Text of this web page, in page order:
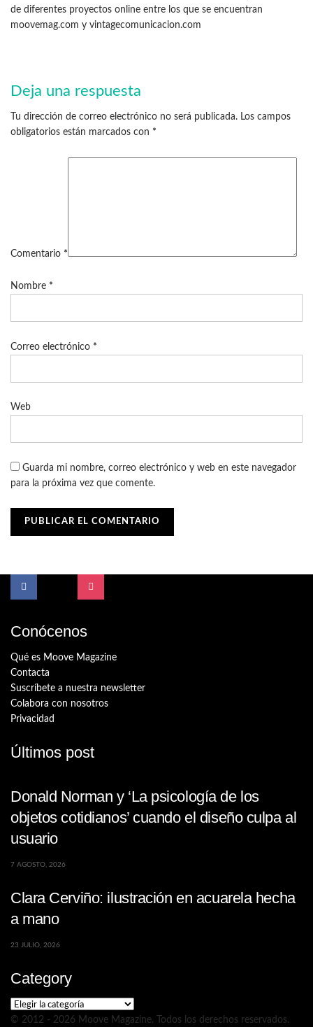
de diferentes proyectos online entre los que se encuentran
moovemag.com y vintagecomunicacion.com
Deja una respuesta
Tu dirección de correo electrónico no será publicada. Los campos
obligatorios están marcados con *
Comentario *
Nombre *
Correo electrónico *
Web
Guarda mi nombre, correo electrónico y web en este navegador
para la próxima vez que comente.
Conócenos
Qué es Moove Magazine
Contacta
Suscríbete a nuestra newsletter
Colabora con nosotros
Privacidad
Últimos post
Donald Norman y ‘La psicología de los
objetos cotidianos’ cuando el diseño culpa al
usuario
7 AGOSTO, 2026
Clara Cerviño: ilustración en acuarela hecha
a mano
23 JULIO, 2026
Category
Category
© 2012 - 2026 Moove Magazine. Todos los derechos reservados.